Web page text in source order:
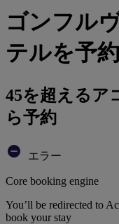
ゴンフル
テルを予約
45を超えるア
ら予約
エラー
Core booking engine
You’ll be redirected to
book your stay